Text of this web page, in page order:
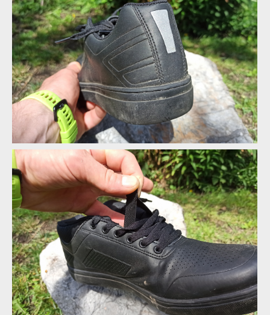
FLR Afx Pro mají klasický střih bikové botky
FLR Afx Pro mají klasický střih bikové botky
FLR Afx Pro mají klasický střih bikové botky
FLR Afx Pro mají klasický střih bikové botky
FLR Afx Pro mají klasický střih bikové botky
FLR Afx Pro mají klasický střih bikové botky
Na bezpečnost se myslelo, odrazka na patě nechybí
Na bezpečnost se myslelo, odrazka na patě nechybí
Na bezpečnost se myslelo, odrazka na patě nechybí
Na bezpečnost se myslelo, odrazka na patě nechybí